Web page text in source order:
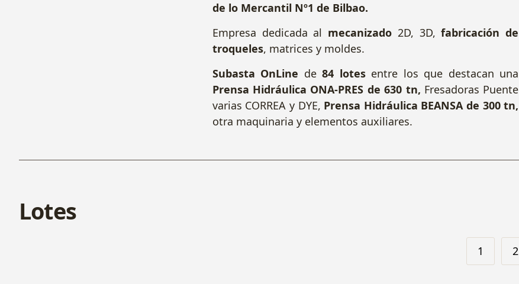
de lo Mercantil Nº1 de Bilbao.
Empresa dedicada al mecanizado 2D, 3D,fabricación de
troqueles, matrices y moldes.
Subasta OnLine de84 lotesentre los que destacan una
Prensa Hidráulica ONA-PRES de 630 tn, Fresadoras Puente
varias CORREA y DYE, Prensa Hidráulica BEANSA de 300 tn,
otra maquinaria y elementos auxiliares.
Lotes
1 2